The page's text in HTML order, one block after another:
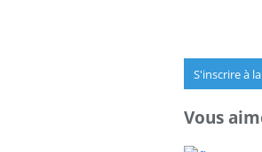
S'inscrire à
Vous